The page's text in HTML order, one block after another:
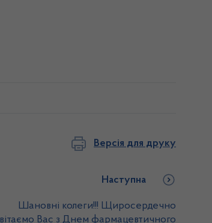
Версія для друку
Наступна
Шановні колеги!!! Щиросердечно
вітаємо Вас з Днем фармацевтичного